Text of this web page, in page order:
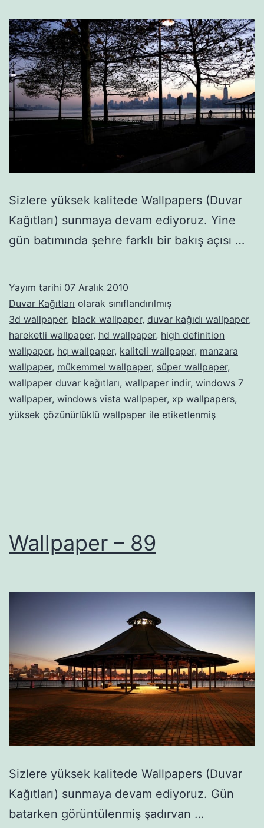
Sizlere yüksek kalitede Wallpapers (Duvar
Kağıtları) sunmaya devam ediyoruz. Yine
gün batımında şehre farklı bir bakış açısı …
Yayım tarihi 07 Aralık 2010
Duvar Kağıtları olarak sınıflandırılmış
3d wallpaper, black wallpaper, duvar kağıdı wallpaper,
hareketli wallpaper, hd wallpaper, high definition
wallpaper, hq wallpaper, kaliteli wallpaper, manzara
wallpaper, mükemmel wallpaper, süper wallpaper,
wallpaper duvar kağıtları, wallpaper indir, windows 7
wallpaper, windows vista wallpaper, xp wallpapers,
yüksek çözünürlüklü wallpaper ile etiketlenmiş
Wallpaper – 89
Sizlere yüksek kalitede Wallpapers (Duvar
Kağıtları) sunmaya devam ediyoruz. Gün
batarken görüntülenmiş şadırvan …